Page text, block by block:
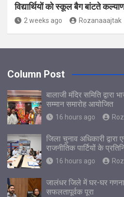
विद्यार्थियों को स्कूल बैग बांटते
2 weeks ago Rozanaaajtak
Column Post
बालाजी मंदिर समिति
सम्मान समारोह आयोजित
16 hours ago
जिला चुनाव अधिकारी
राजनीतिक पार्टियों के
16 hours ago
जालंधर जिले में घर-घर
सफलतापूर्वक पूरा